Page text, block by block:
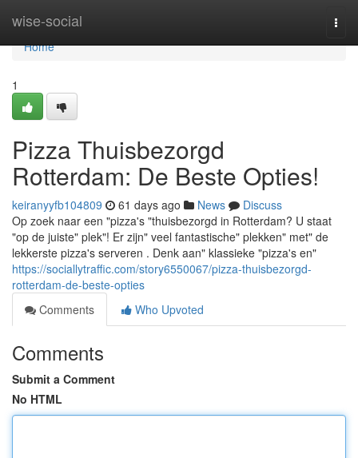
wise-social
Home
Home
1
Pizza Thuisbezorgd
Rotterdam: De Beste Opties!
keiranyyfb104809 61 days ago News
Discuss
Op zoek naar een "pizza's "thuisbezorgd in Rotterdam? U staat
"op de juiste" plek"! Er zijn" veel fantastische" plekken" met" de
lekkerste pizza's serveren . Denk aan" klassieke "pizza's en"
https://sociallytraffic.com/story6550067/pizza-thuisbezorgd-
rotterdam-de-beste-opties
Comments
Who Upvoted
Comments
Submit a Comment
No HTML